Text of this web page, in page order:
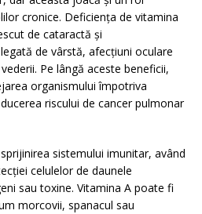
cronice. Deficiența de vitamina
de cataractă și
de vârstă, afecțiuni oculare
Pe lângă aceste beneficii,
organismului împotriva
riscului de cancer pulmonar
sistemului imunitar, având
celulelor de daunele
sau toxine. Vitamina A poate fi
morcovii, spanacul sau